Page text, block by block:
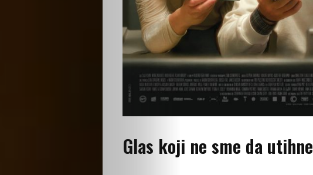
Glas koji ne sme da utihne